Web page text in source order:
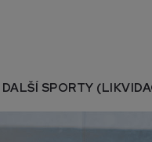
DALŠÍ SPORTY